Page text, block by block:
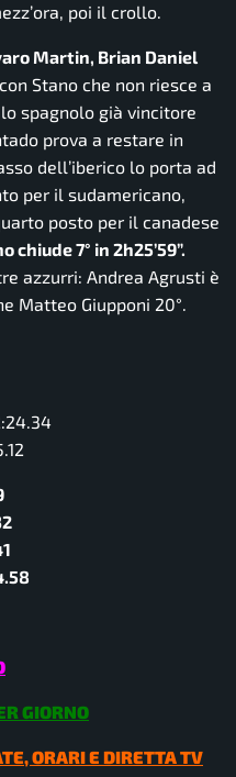
poi il crollo.
Martin, Brian Daniel
Stano che non riesce a
spagnolo già vincitore
prova a restare in
dell’iberico lo porta ad
per il sudamericano,
posto per il canadese
chiude 7° in 2h25’59”.
azzurri: Andrea Agrusti è
Matteo Giupponi 20°.
GIORNO
ORARI E DIRETTA TV